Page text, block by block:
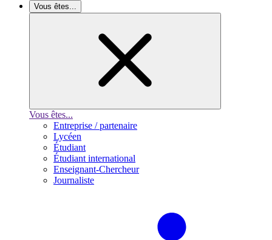
Vous êtes...
Vous êtes...
Entreprise / partenaire
Lycéen
Étudiant
Étudiant international
Enseignant-Chercheur
Journaliste